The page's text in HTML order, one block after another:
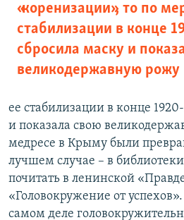
«коренизации», то по
стабилизации в конце
сбросила маску и
великодержавную рожу
ее стабилизации в конце
и показала свою
медресе в Крыму были
лучшем случае – в
почитать в ленинской
«Головокружение от
самом деле